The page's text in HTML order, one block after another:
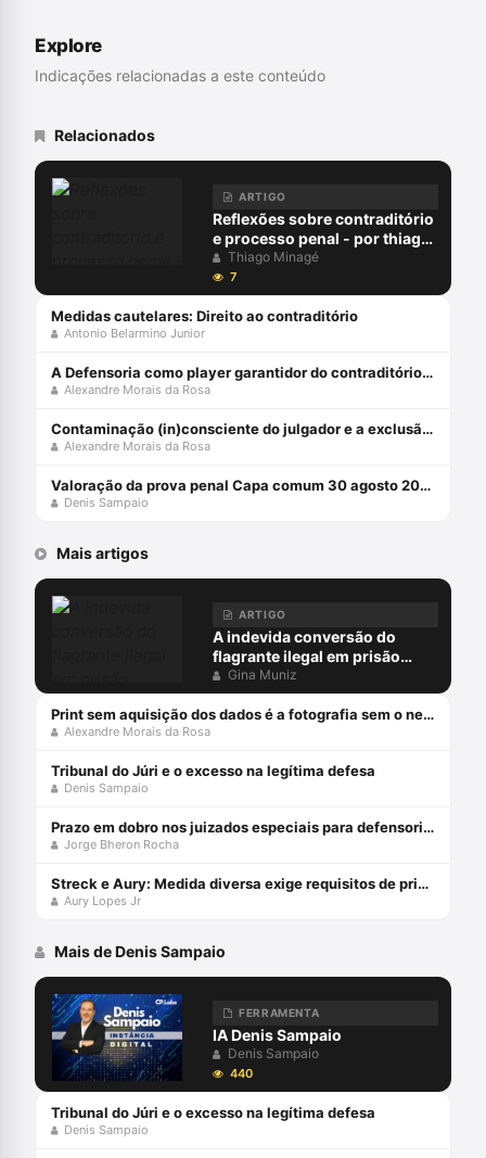
Explore
Indicações relacionadas a este conteúdo
Relacionados
ARTIGO
Reflexões sobre contraditório
e processo penal - por thiago
m. minagé
Thiago Minagé
7
Medidas cautelares: Direito ao contraditório
Antonio Belarmino Junior
A Defensoria como player garantidor do contraditório e ampla defesa
Alexandre Morais da Rosa
Contaminação (in)consciente do julgador e a exclusão do inquérito
Alexandre Morais da Rosa
Valoração da prova penal Capa comum 30 agosto 2022
Denis Sampaio
Mais artigos
ARTIGO
A indevida conversão do
flagrante ilegal em prisão
preventiva
Gina Muniz
Print sem aquisição dos dados é a fotografia sem o negativo
Alexandre Morais da Rosa
Tribunal do Júri e o excesso na legítima defesa
Denis Sampaio
Prazo em dobro nos juizados especiais para defensorias públicas
Jorge Bheron Rocha
Streck e Aury: Medida diversa exige requisitos de prisão!
Aury Lopes Jr
Mais de Denis Sampaio
FERRAMENTA
IA Denis Sampaio
Denis Sampaio
440
Tribunal do Júri e o excesso na legítima defesa
Denis Sampaio